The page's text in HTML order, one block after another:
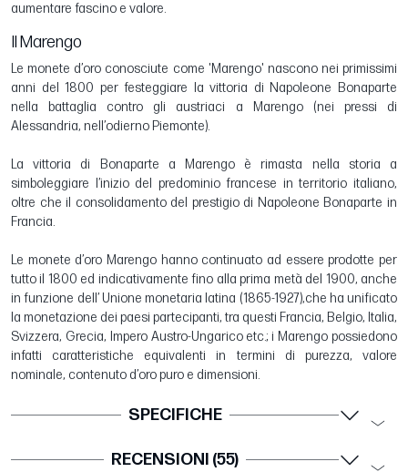
aumentare fascino e valore.
Il Marengo
Le monete d’oro conosciute come 'Marengo' nascono nei primissimi
anni del 1800 per festeggiare la vittoria di Napoleone Bonaparte
nella battaglia contro gli austriaci a Marengo (nei pressi di
Alessandria, nell’odierno Piemonte).
La vittoria di Bonaparte a Marengo è rimasta nella storia a
simboleggiare l’inizio del predominio francese in territorio italiano,
oltre che il consolidamento del prestigio di Napoleone Bonaparte in
Francia.
Le monete d’oro Marengo hanno continuato ad essere prodotte per
tutto il 1800 ed indicativamente fino alla prima metà del 1900, anche
in funzione dell’ Unione monetaria latina (1865-1927),che ha unificato
la monetazione dei paesi partecipanti, tra questi Francia, Belgio, Italia,
Svizzera, Grecia, Impero Austro-Ungarico etc.; i Marengo possiedono
infatti caratteristiche equivalenti in termini di purezza, valore
nominale, contenuto d’oro puro e dimensioni.
SPECIFICHE
RECENSIONI (55)